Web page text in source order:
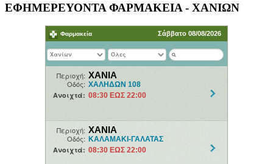
ΕΦΗΜΕΡΕΥΟΝΤΑ ΦΑΡΜΑΚΕΙΑ - ΧΑΝΙΩΝ